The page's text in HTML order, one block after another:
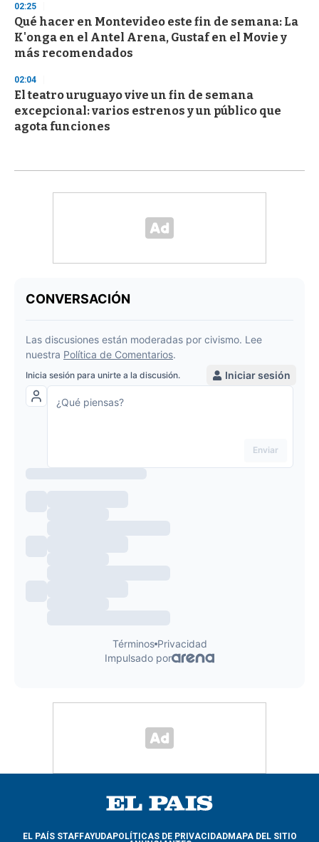
02:25
Qué hacer en Montevideo este fin de semana: La
K'onga en el Antel Arena, Gustaf en el Movie y
más recomendados
02:04
El teatro uruguayo vive un fin de semana
excepcional: varios estrenos y un público que
agota funciones
EL PAÍS STAFFAYUDAPOLÍTICAS DE PRIVACIDADMAPA DEL SITIO